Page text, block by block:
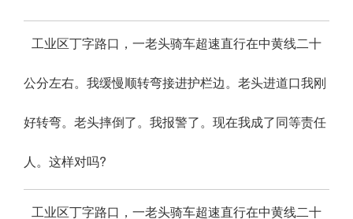
工业区丁字路口，一老头骑车超速直行在中黄线二十
公分左右。我缓慢顺转弯接进护栏边。老头进道口我刚
好转弯。老头摔倒了。我报警了。现在我成了同等责任
人。这样对吗?
工业区丁字路口，一老头骑车超速直行在中黄线二十